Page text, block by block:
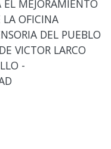
EL MEJORAMIENTO
LA OFICINA
DEL PUEBLO
VICTOR LARCO
-